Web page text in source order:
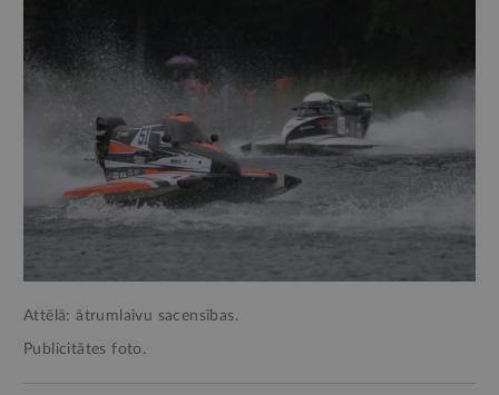
Attēlā: ātrumlaivu sacensības.
Publicitātes foto.